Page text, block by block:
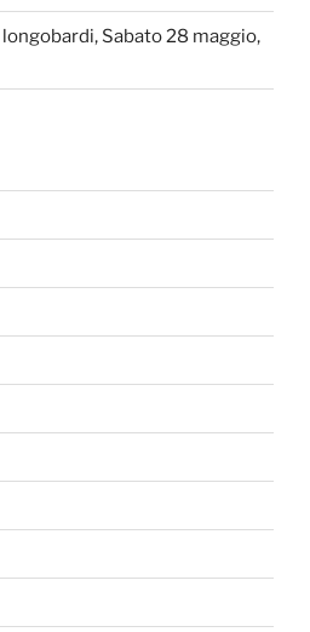
Sabato 28 maggio,